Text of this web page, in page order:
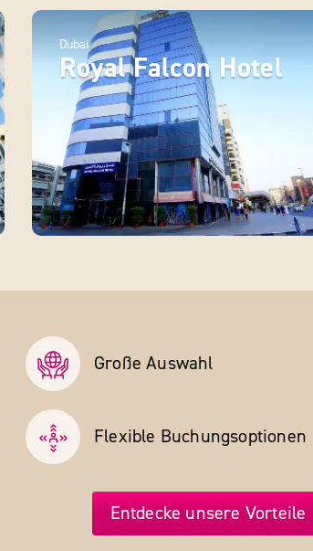
Dubai
Royal Falcon Hotel
Große Auswahl
Flexible Buchungs­optionen
Entdecke unsere Vorteile